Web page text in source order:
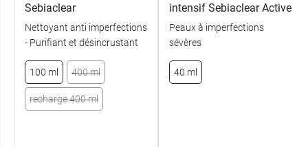
Sebiaclear
Nettoyant anti imperfections
- Purifiant et désincrustant
100 ml 400 ml
recharge 400 ml
intensif Sebiaclear Active
Peaux à imperfections
sévères
40 ml